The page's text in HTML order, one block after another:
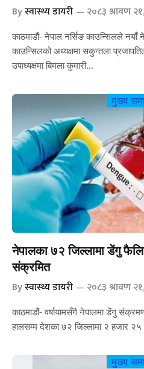
Byस्वास्थ्य डायरी २०८३ श्रावण
काठमाडौं- नेपाल नर्सिङ काउन्सिलले
काउन्सिलको अध्यक्षमा सकुन्तला
उपाध्यक्षमा बिमला कुमारी…
मुख्य
नेपालका ७२ जिल्लामा डेंगु
संक्रमित
Byस्वास्थ्य डायरी २०८३ श्रावण
काठमाडौं- वर्षायामसँगै नेपालमा डेंगु
हालसम्म देशका ७२ जिल्लामा २ हजार
मुख्य